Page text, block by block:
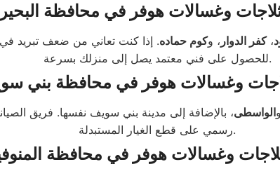
وغسالات هوفر في محافظة
،كفر الدوار ، وكوم حماده. إذا كنت تعاني من ضعف تبريد في
للحصول على فني معتمد يصل إلى منزلك بسرعة.
وغسالات هوفر في محافظة بني
الواسطى، بالإضافة إلى مدينة بني سويف نفسها. فريق
رسمي على قطع الغيار المستبدلة.
وغسالات هوفر في محافظة